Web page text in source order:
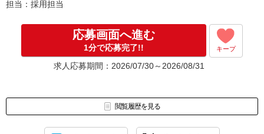
担当：採用担当
応募画面へ進む
1分で応募完了!! キープ
求人応募期間：2026/07/30～2026/08/31
閲覧履歴を見る